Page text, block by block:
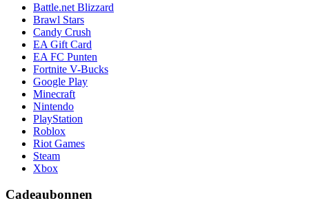
Battle.net Blizzard
Brawl Stars
Candy Crush
EA Gift Card
EA FC Punten
Fortnite V-Bucks
Google Play
Minecraft
Nintendo
PlayStation
Roblox
Riot Games
Steam
Xbox
Cadeaubonnen